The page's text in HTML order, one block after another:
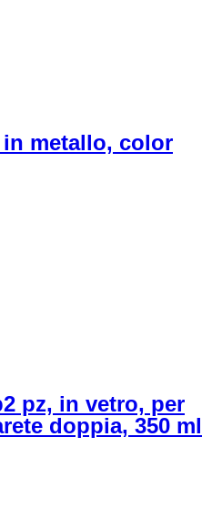
in metallo, color
2 pz, in vetro, per
doppia, 350 ml